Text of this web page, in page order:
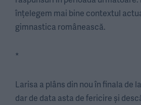
înțelegem mai bine contextul
gimnastica românească.
*
Larisa a plâns din nou în finala de
dar de data asta de fericire și